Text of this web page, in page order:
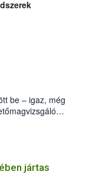
be – igaz, még
Győző által
jártas